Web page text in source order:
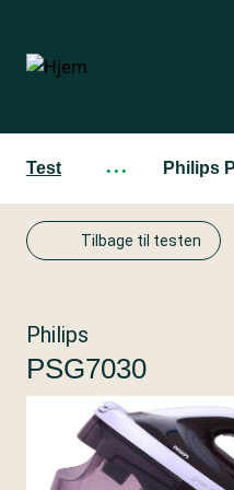
hovedindhold
Test ··· Philips
Tilbage til testen
Philips
PSG7030